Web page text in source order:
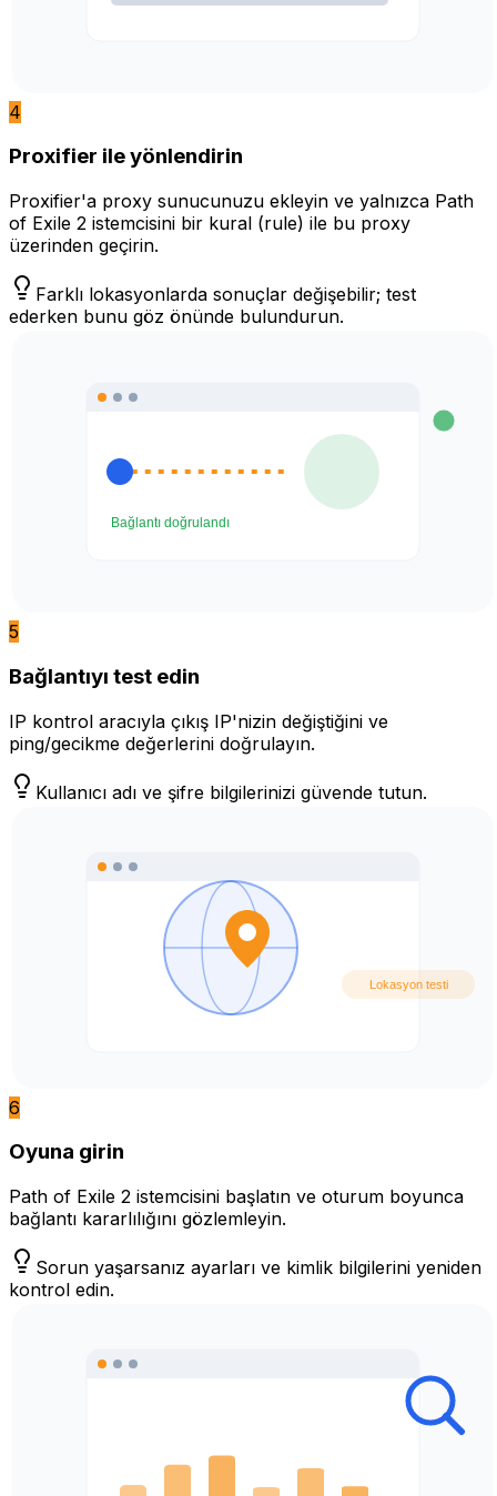
4
Proxifier ile yönlendirin
Proxifier'a proxy sunucunuzu ekleyin ve yalnızca Path
of Exile 2 istemcisini bir kural (rule) ile bu proxy
üzerinden geçirin.
Farklı lokasyonlarda sonuçlar değişebilir; test
ederken bunu göz önünde bulundurun.
5
Bağlantıyı test edin
IP kontrol aracıyla çıkış IP'nizin değiştiğini ve
ping/gecikme değerlerini doğrulayın.
Kullanıcı adı ve şifre bilgilerinizi güvende tutun.
6
Oyuna girin
Path of Exile 2 istemcisini başlatın ve oturum boyunca
bağlantı kararlılığını gözlemleyin.
Sorun yaşarsanız ayarları ve kimlik bilgilerini yeniden
kontrol edin.